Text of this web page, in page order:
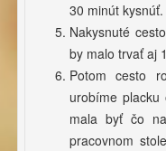
30 minút kysnúť.
Nakysnuté
by malo trvať aj
Potom cesto
urobíme
mala byť čo
pracovnom